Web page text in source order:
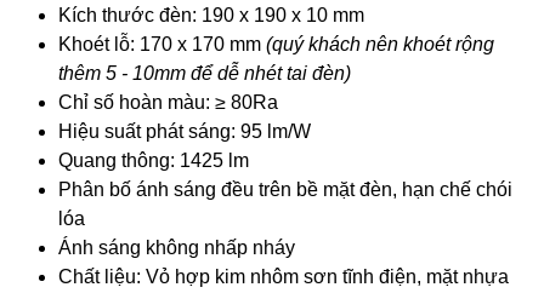
Kích thước đèn: 190 x 190 x 10 mm
Khoét lỗ: 170 x 170 mm (quý khách nên khoét rộng
thêm 5 - 10mm để dễ nhét tai đèn)
Chỉ số hoàn màu: ≥ 80Ra
Hiệu suất phát sáng: 95 lm/W
Quang thông: 1425 lm
Phân bố ánh sáng đều trên bề mặt đèn, hạn chế chói
lóa
Ánh sáng không nhấp nháy
Chất liệu: Vỏ hợp kim nhôm sơn tĩnh điện, mặt nhựa